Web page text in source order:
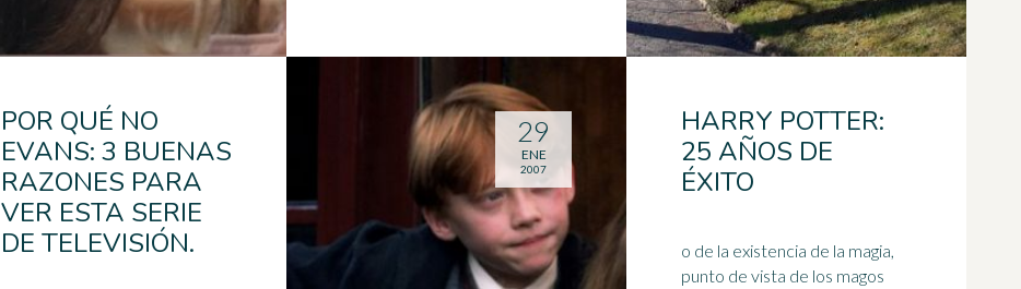
POR QUÉ NO
EVANS: 3 BUENAS
RAZONES PARA
VER ESTA SERIE
DE TELEVISIÓN.
HARRY POTTER:
25 AÑOS DE
ÉXITO
o de la existencia de la magia,
punto de vista de los magos
29
ENE
2007